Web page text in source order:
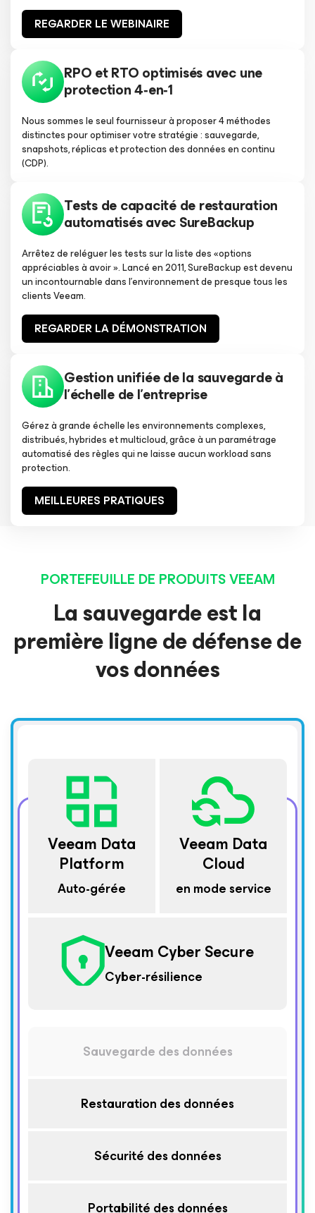
REGARDER LE WEBINAIRE
RPO et RTO optimisés avec une
protection 4‑en‑1
Nous sommes le seul fournisseur à proposer 4 méthodes
distinctes pour optimiser votre stratégie : sauvegarde,
snapshots, réplicas et protection des données en continu
(CDP).
Tests de capacité de restauration
automatisés avec SureBackup
Arrêtez de reléguer les tests sur la liste des «options
appréciables à avoir ». Lancé en 2011, SureBackup est devenu
un incontournable dans l’environnement de presque tous les
clients Veeam.
REGARDER LA DÉMONSTRATION
Gestion unifiée de la sauvegarde à
l’échelle de l’entreprise
Gérez à grande échelle les environnements complexes,
distribués, hybrides et multicloud, grâce à un paramétrage
automatisé des règles qui ne laisse aucun workload sans
protection.
MEILLEURES PRATIQUES
PORTEFEUILLE DE PRODUITS VEEAM
La sauvegarde est la
première ligne de défense de
vos données
Veeam Data
Platform
Auto-gérée
Veeam Data
Cloud
en mode service
Veeam Cyber Secure
Cyber-résilience
Sauvegarde des données
Restauration des données
Sécurité des données
Portabilité des données